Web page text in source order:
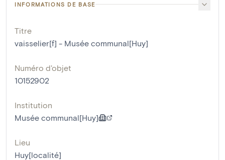
INFORMATIONS DE BASE
Titre
vaisselier[f] - Musée communal[Huy]
Numéro d'objet
10152902
Institution
Musée communal[Huy]
Lieu
Huy[localité]